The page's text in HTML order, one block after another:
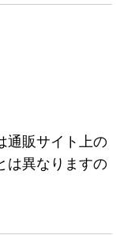
通販サイト上の
は異なりますの